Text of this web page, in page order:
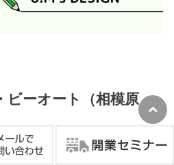
ビーオート（相模原